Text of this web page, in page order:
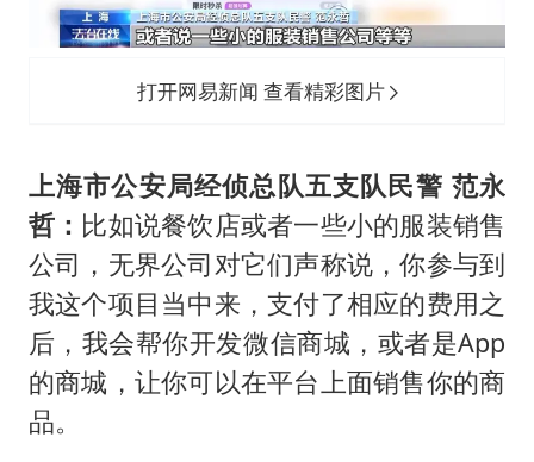
打开网易新闻 查看精彩图片
上海市公安局经侦总队五支队民警 范永
哲： 比如说餐饮店或者一些小的服装销售
公司，无界公司对它们声称说，你参与到
我这个项目当中来，支付了相应的费用之
后，我会帮你开发微信商城，或者是App
的商城，让你可以在平台上面销售你的商
品。